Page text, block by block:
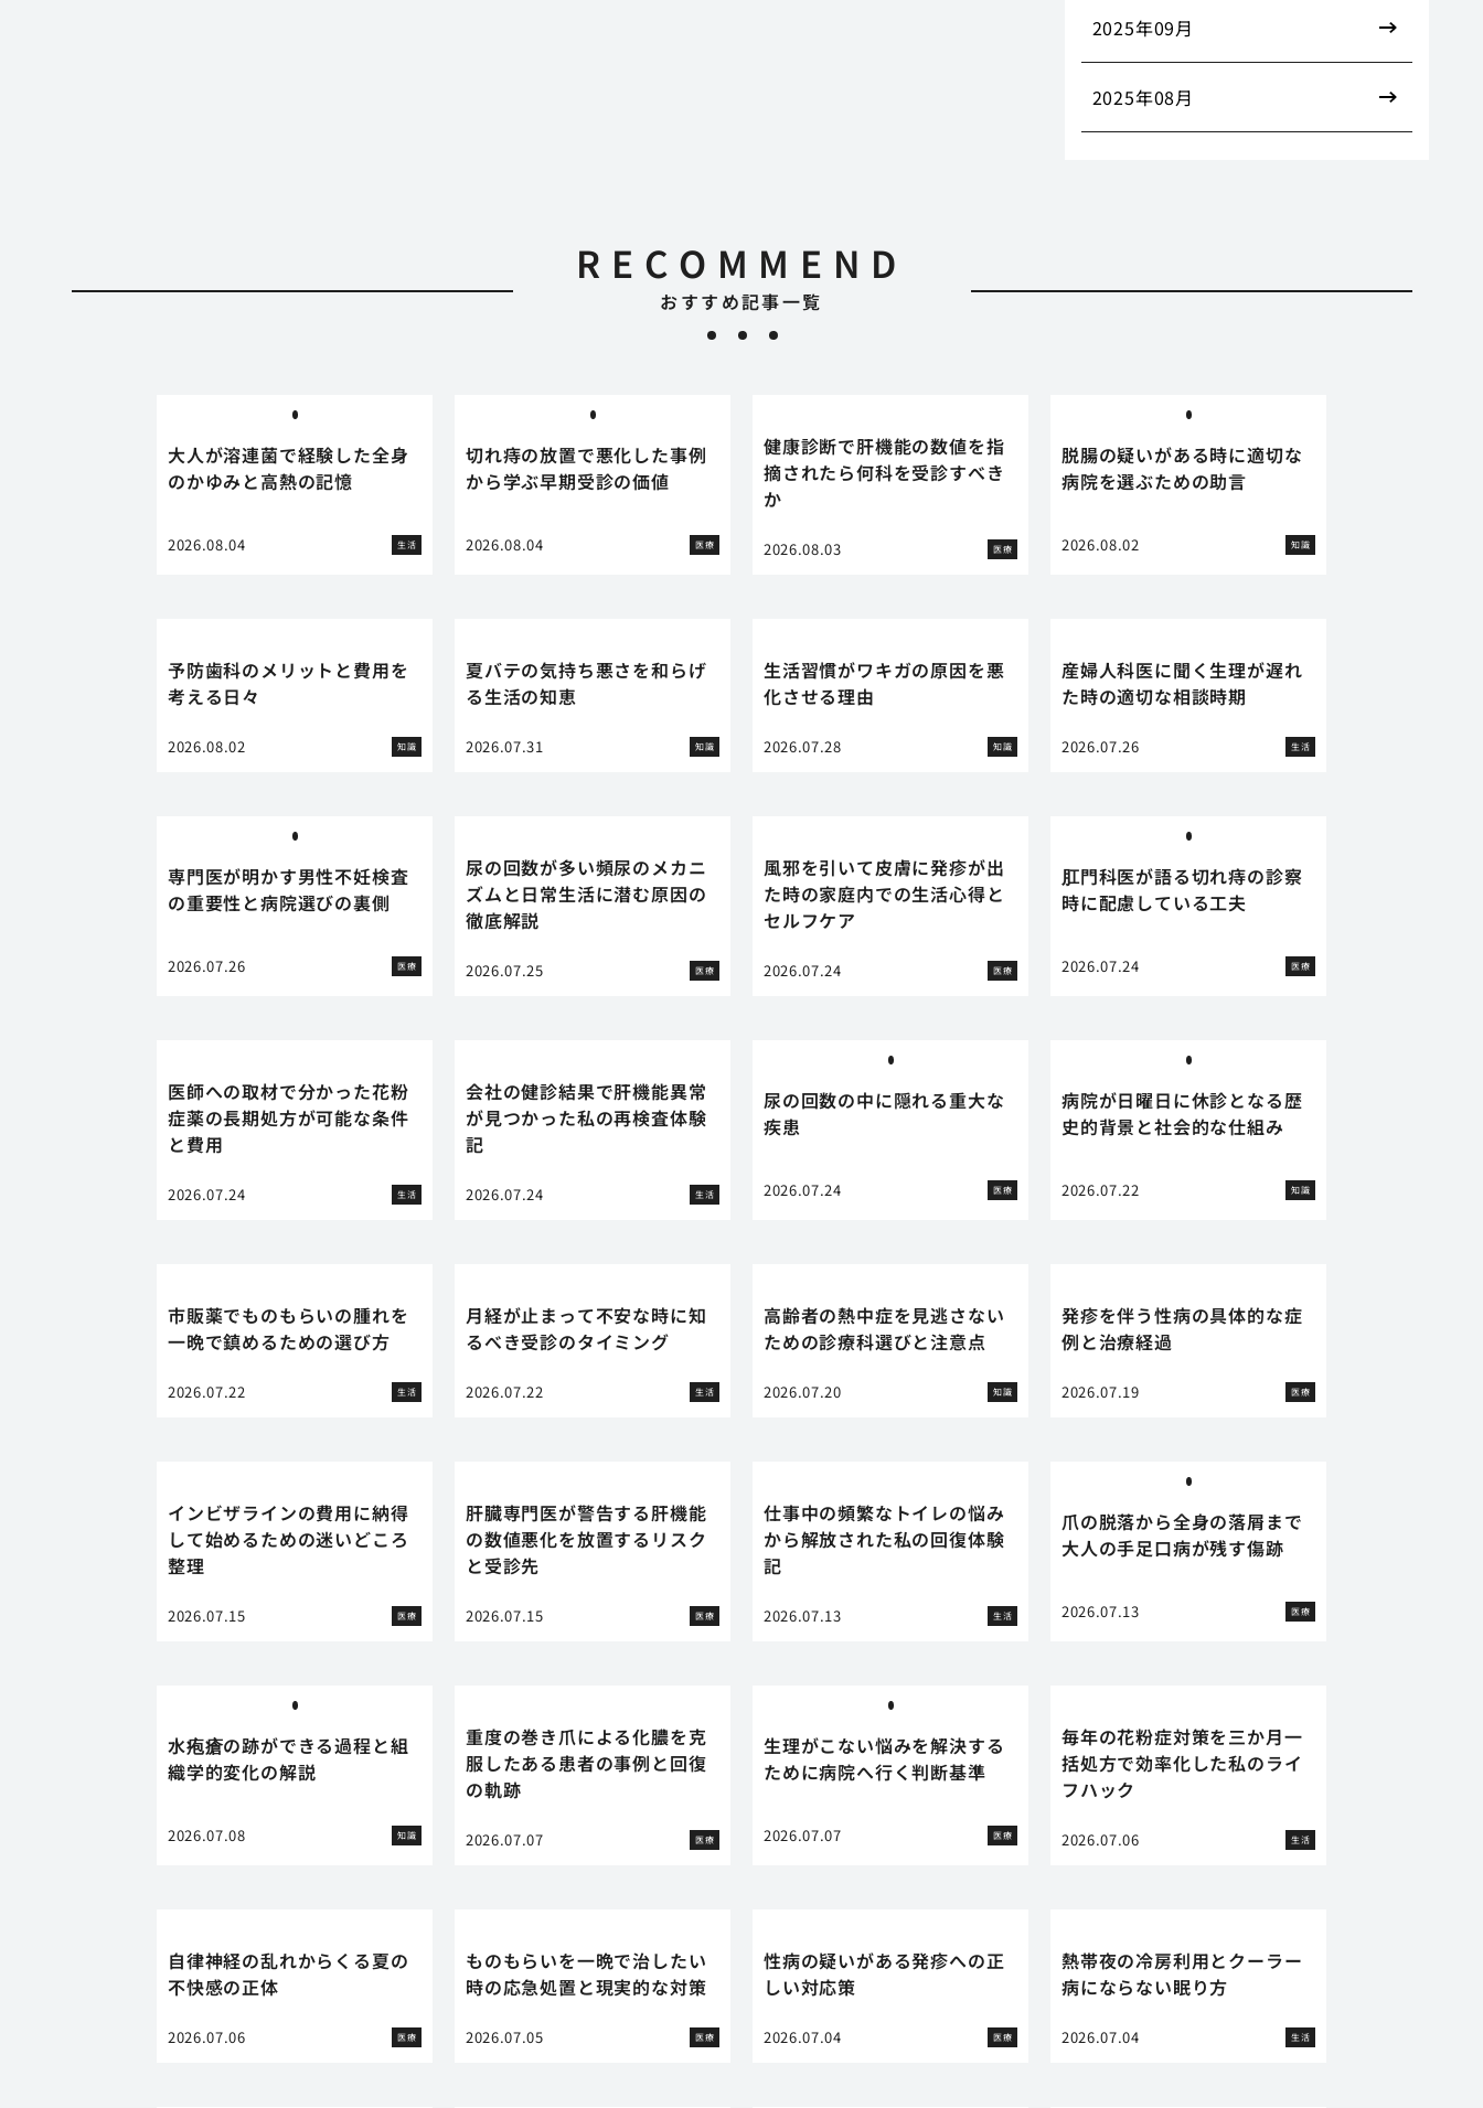
RECOMMEND
おすすめ記事一覧
大人が溶連菌で経験した全身
のかゆみと高熱の記憶
2026.08.04 生活
切れ痔の放置で悪化した事例
から学ぶ早期受診の価値
2026.08.04 医療
健康診断で肝機能の数値を指
摘されたら何科を受診すべき
か
2026.08.03 医療
脱腸の疑いがある時に適切な
病院を選ぶための助言
2026.08.02 知識
予防歯科のメリットと費用を
考える日々
2026.08.02 知識
夏バテの気持ち悪さを和らげ
る生活の知恵
2026.07.31 知識
生活習慣がワキガの原因を悪
化させる理由
2026.07.28 知識
産婦人科医に聞く生理が遅れ
た時の適切な相談時期
2026.07.26 生活
専門医が明かす男性不妊検査
の重要性と病院選びの裏側
2026.07.26 医療
尿の回数が多い頻尿のメカニ
ズムと日常生活に潜む原因の
徹底解説
2026.07.25 医療
風邪を引いて皮膚に発疹が出
た時の家庭内での生活心得と
セルフケア
2026.07.24 医療
肛門科医が語る切れ痔の診察
時に配慮している工夫
2026.07.24 医療
医師への取材で分かった花粉
症薬の長期処方が可能な条件
と費用
2026.07.24 生活
会社の健診結果で肝機能異常
が見つかった私の再検査体験
記
2026.07.24 生活
尿の回数の中に隠れる重大な
疾患
2026.07.24 医療
病院が日曜日に休診となる歴
史的背景と社会的な仕組み
2026.07.22 知識
市販薬でものもらいの腫れを
一晩で鎮めるための選び方
2026.07.22 生活
月経が止まって不安な時に知
るべき受診のタイミング
2026.07.22 生活
高齢者の熱中症を見逃さない
ための診療科選びと注意点
2026.07.20 知識
発疹を伴う性病の具体的な症
例と治療経過
2026.07.19 医療
インビザラインの費用に納得
して始めるための迷いどころ
整理
2026.07.15 医療
肝臓専門医が警告する肝機能
の数値悪化を放置するリスク
と受診先
2026.07.15 医療
仕事中の頻繁なトイレの悩み
から解放された私の回復体験
記
2026.07.13 生活
爪の脱落から全身の落屑まで
大人の手足口病が残す傷跡
2026.07.13 医療
水疱瘡の跡ができる過程と組
織学的変化の解説
2026.07.08 知識
重度の巻き爪による化膿を克
服したある患者の事例と回復
の軌跡
2026.07.07 医療
生理がこない悩みを解決する
ために病院へ行く判断基準
2026.07.07 医療
毎年の花粉症対策を三か月一
括処方で効率化した私のライ
フハック
2026.07.06 生活
自律神経の乱れからくる夏の
不快感の正体
2026.07.06 医療
ものもらいを一晩で治したい
時の応急処置と現実的な対策
2026.07.05 医療
性病の疑いがある発疹への正
しい対応策
2026.07.04 医療
熱帯夜の冷房利用とクーラー
病にならない眠り方
2026.07.04 生活
2025年09月
2025年08月